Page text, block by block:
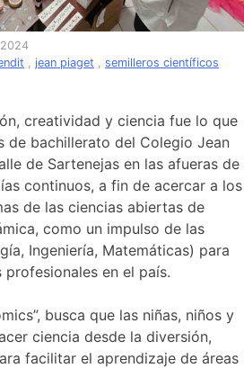
jean piaget
semilleros científicos
creatividad y ciencia fue lo que
de bachillerato del Colegio Jean
de Sartenejas en las afueras de
continuos, a fin de acercar a los
de las ciencias abiertas de
como un impulso de las
Ingeniería, Matemáticas) para
en el país.
busca que las niñas, niños y
ciencia desde la diversión,
facilitar el aprendizaje de áreas